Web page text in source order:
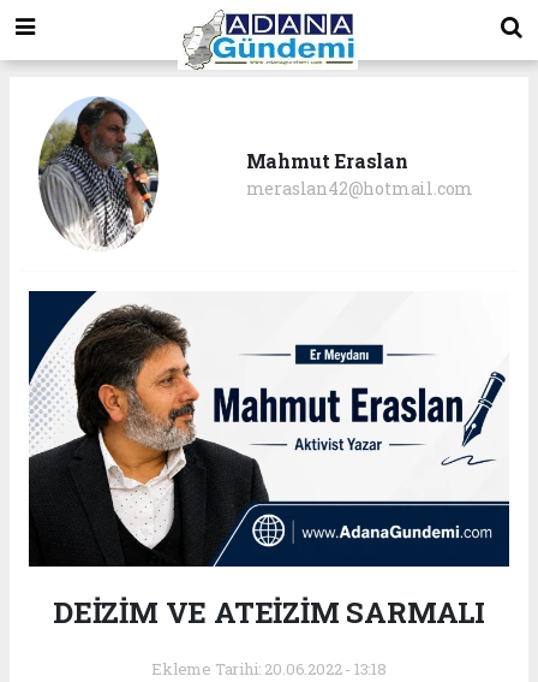
Mahmut Eraslan
meraslan42@hotmail.com
DEİZİM VE ATEİZİM SARMALI
Ekleme Tarihi: 20.06.2022 - 13:18